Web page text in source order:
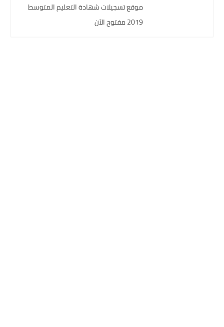
موقع تسجيلات شهادة التعليم المتوسط
2019 مفتوح الآن